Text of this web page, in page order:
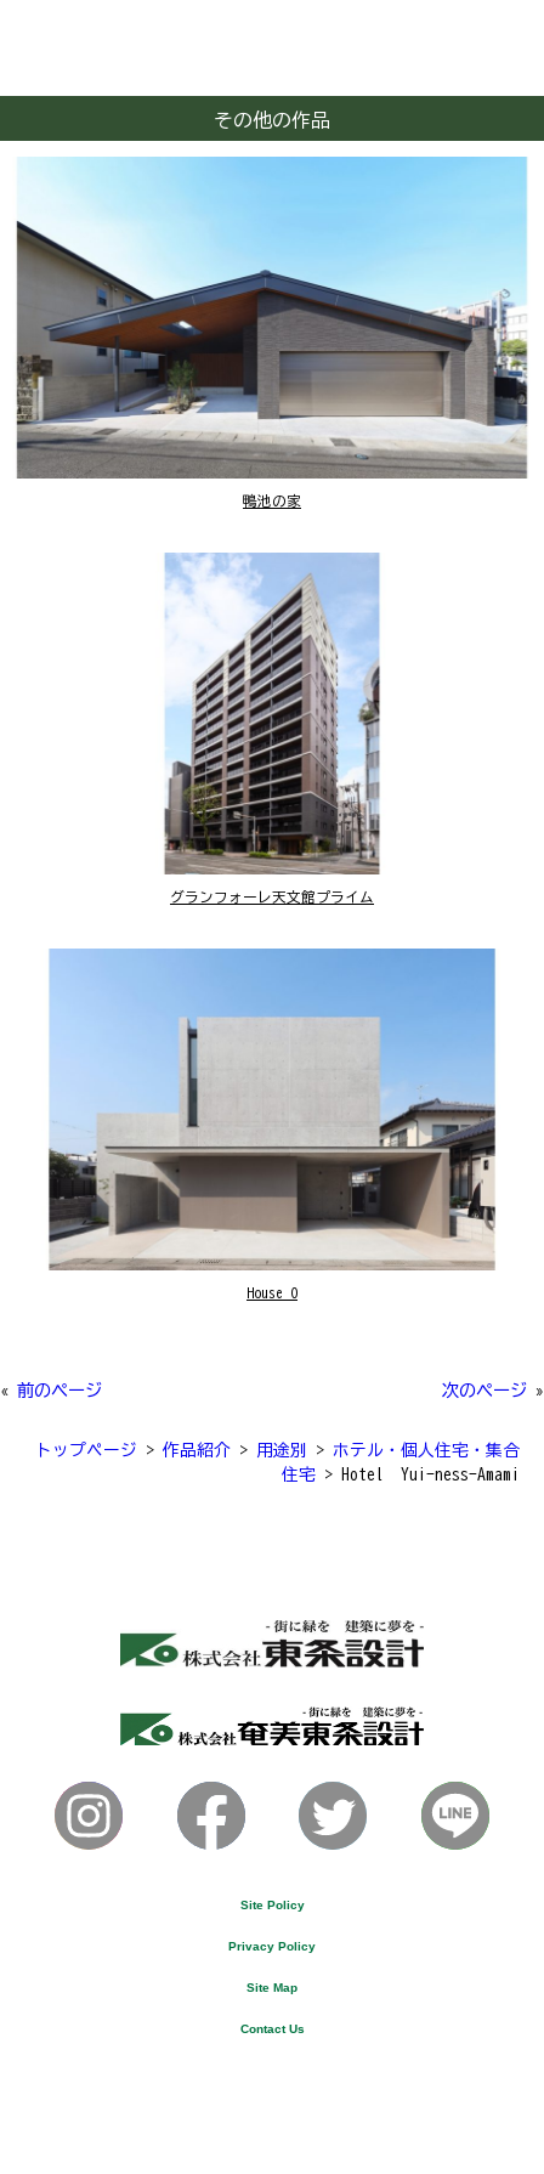
その他の作品
鴨池の家
グランフォーレ天文館プライム
House O
« 前のページ 次のページ »
トップページ > 作品紹介 > 用途別 > ホテル・個人住宅・集合
住宅 > Hotel Yui-ness-Amami
Site Policy
Privacy Policy
Site Map
Contact Us